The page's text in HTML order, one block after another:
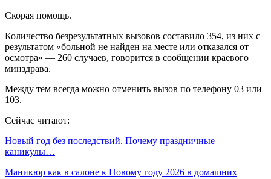
Скорая помощь.
Количество безрезультатных вызовов составило 354, из них с
результатом «больной не найден на месте или отказался от
осмотра» — 260 случаев, говорится в сообщении краевого
минздрава.
Между тем всегда можно отменить вызов по телефону 03 или
103.
Сейчас читают:
Новый год без последствий. Почему праздничные
каникулы…
Маникюр как в салоне к Новому году 2026 в домашних